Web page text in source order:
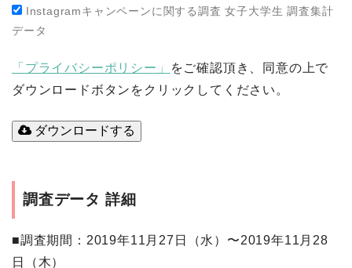
Instagramキャンペーンに関する調査 女子大学生 調査集計
データ
「プライバシーポリシー」
をご確認頂き、同意の上で
ダウンロードボタンをクリックしてください。
ダウンロードする
調査データ 詳細
■調査期間 ：2019年11月27日（水）〜2019年11月28
日（木）